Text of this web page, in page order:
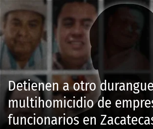
Detienen a otro
multihomicidio de
funcionarios en